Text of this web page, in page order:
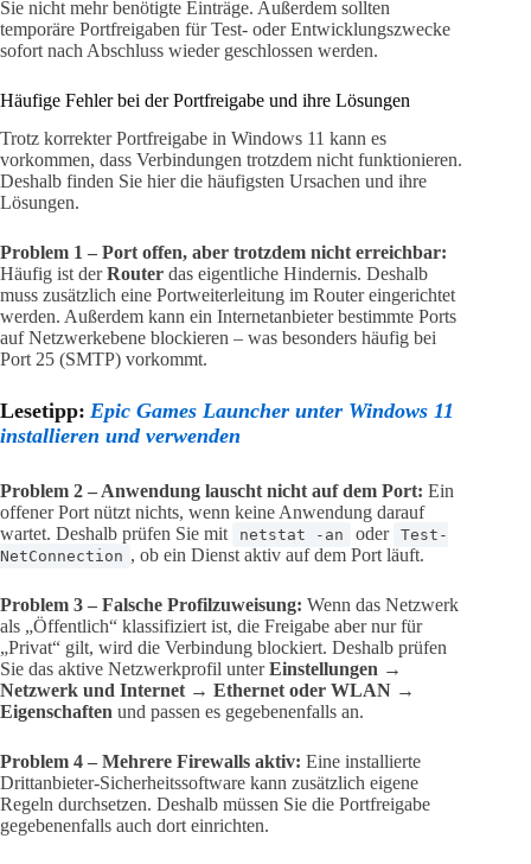
Sie nicht mehr benötigte Einträge. Außerdem sollten
temporäre Portfreigaben für Test- oder Entwicklungszwecke
sofort nach Abschluss wieder geschlossen werden.
Häufige Fehler bei der Portfreigabe und ihre Lösungen
Trotz korrekter Portfreigabe in Windows 11 kann es
vorkommen, dass Verbindungen trotzdem nicht funktionieren.
Deshalb finden Sie hier die häufigsten Ursachen und ihre
Lösungen.
Problem 1 – Port offen, aber trotzdem nicht erreichbar:
Häufig ist derRouter das eigentliche Hindernis. Deshalb
muss zusätzlich eine Portweiterleitung im Router eingerichtet
werden. Außerdem kann ein Internetanbieter bestimmte Ports
auf Netzwerkebene blockieren – was besonders häufig bei
Port 25 (SMTP) vorkommt.
Lesetipp: Epic Games Launcher unter Windows 11
installieren und verwenden
Problem 2 – Anwendung lauscht nicht auf dem Port: Ein
offener Port nützt nichts, wenn keine Anwendung darauf
wartet. Deshalb prüfen Sie mit
netstat -an oder Test-
NetConnection , ob ein Dienst aktiv auf dem Port läuft.
Problem 3 – Falsche Profilzuweisung: Wenn das Netzwerk
als „Öffentlich“ klassifiziert ist, die Freigabe aber nur für
„Privat“ gilt, wird die Verbindung blockiert. Deshalb prüfen
Sie das aktive Netzwerkprofil unterEinstellungen →
Netzwerk und Internet → Ethernet oder WLAN →
Eigenschaften und passen es gegebenenfalls an.
Problem 4 – Mehrere Firewalls aktiv: Eine installierte
Drittanbieter-Sicherheitssoftware kann zusätzlich eigene
Regeln durchsetzen. Deshalb müssen Sie die Portfreigabe
gegebenenfalls auch dort einrichten.